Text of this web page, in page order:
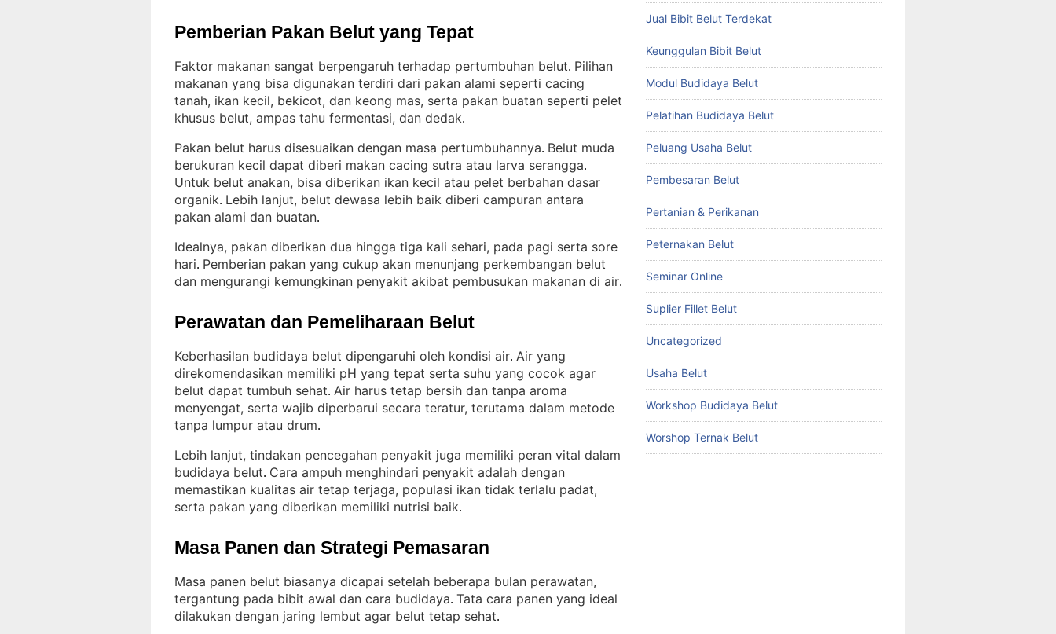
Pemberian Pakan Belut yang Tepat
Faktor makanan sangat berpengaruh terhadap pertumbuhan belut. Pilihan
makanan yang bisa digunakan terdiri dari pakan alami seperti cacing
tanah, ikan kecil, bekicot, dan keong mas, serta pakan buatan seperti pelet
khusus belut, ampas tahu fermentasi, dan dedak.
Pakan belut harus disesuaikan dengan masa pertumbuhannya. Belut muda
berukuran kecil dapat diberi makan cacing sutra atau larva serangga
Untuk belut anakan, bisa diberikan ikan kecil atau pelet berbahan dasar
organik. Lebih lanjut, belut dewasa lebih baik diberi campuran antara
pakan alami dan buatan.
Idealnya, pakan diberikan dua hingga tiga kali sehari, pada pagi serta sore
hari. Pemberian pakan yang cukup akan menunjang perkembangan belut
dan mengurangi kemungkinan penyakit akibat pembusukan makanan di air.
Perawatan dan Pemeliharaan Belut
Keberhasilan budidaya belut dipengaruhi oleh kondisi air. Air yang
direkomendasikan memiliki pH yang tepat serta suhu yang cocok agar
belut dapat tumbuh sehat. Air harus tetap bersih dan tanpa aroma
menyengat, serta wajib diperbarui secara teratur, terutama dalam metode
tanpa lumpur atau drum.
Lebih lanjut, tindakan pencegahan penyakit juga memiliki peran vital dalam
budidaya belut. Cara ampuh menghindari penyakit adalah dengan
memastikan kualitas air tetap terjaga, populasi ikan tidak terlalu padat,
serta pakan yang diberikan memiliki nutrisi baik.
Masa Panen dan Strategi Pemasaran
Masa panen belut biasanya dicapai setelah beberapa bulan perawatan,
tergantung pada bibit awal dan cara budidaya. Tata cara panen yang ideal
dilakukan dengan jaring lembut agar belut tetap sehat.
Jual Bibit Belut Terdekat
Keunggulan Bibit Belut
Modul Budidaya Belut
Pelatihan Budidaya Belut
Peluang Usaha Belut
Pembesaran Belut
Pertanian & Perikanan
Peternakan Belut
Seminar Online
Suplier Fillet Belut
Uncategorized
Usaha Belut
Workshop Budidaya Belut
Worshop Ternak Belut